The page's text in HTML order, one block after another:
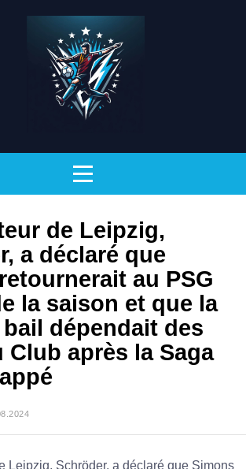
de Leipzig,
a déclaré que
au PSG
la saison et que la
dépendait des
Club après la Saga